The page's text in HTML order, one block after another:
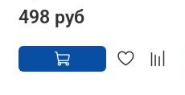
498 руб